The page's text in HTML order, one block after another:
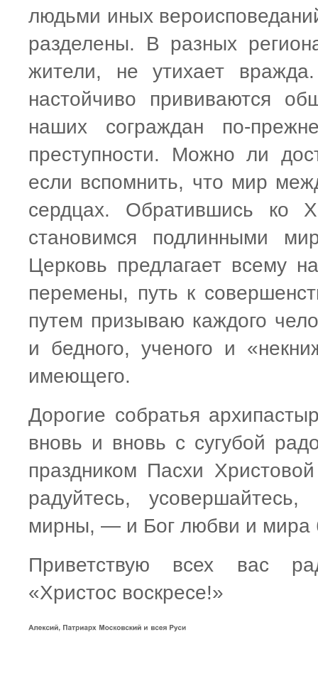
людьми иных
разделены. В разных
жители, не утихает
настойчиво прививаются
наших сограждан по-
преступности. Можно ли
если вспомнить, что мир
сердцах. Обратившись ко
становимся подлинными
Церковь предлагает всему
перемены, путь к
путем призываю каждого
и бедного, ученого и
имеющего.
Дорогие собратья
вновь и вновь с сугубой
праздником Пасхи
радуйтесь,
мирны, — и Бог любви и мира
Приветствую всех вас
«Христос воскресе!»